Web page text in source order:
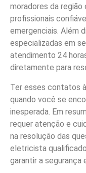
moradores da
profissionais
emergenciais. Além
especializadas em
atendimento 24
diretamente para
Ter esses contatos
quando você se
inesperada. Em
requer atenção e
na resolução das
eletricista
garantir a segurança